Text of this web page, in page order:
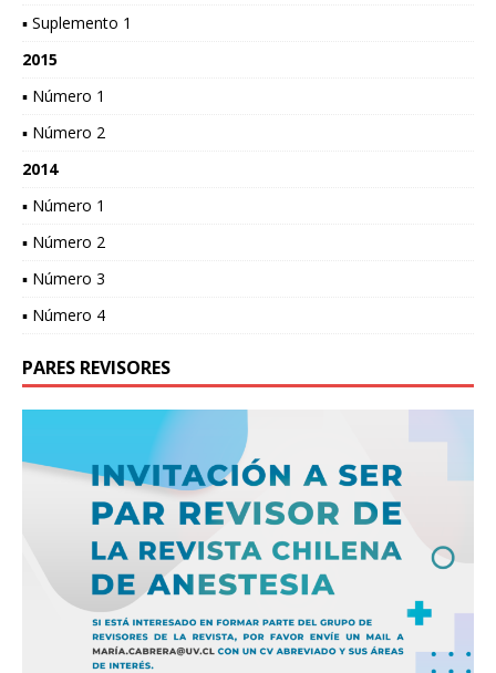
▪ Suplemento 1
2015
▪ Número 1
▪ Número 2
2014
▪ Número 1
▪ Número 2
▪ Número 3
▪ Número 4
PARES REVISORES